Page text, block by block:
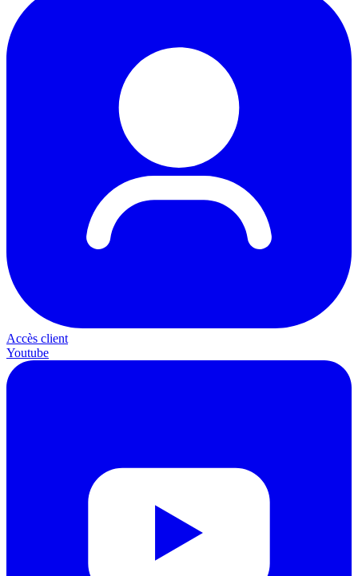
Accès client
Youtube